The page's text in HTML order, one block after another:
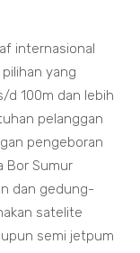
internasional
yang
d 100m dan lebih
pelanggan
pengeboran
Bor Sumur
dan gedung-
satelite
semi jetpum